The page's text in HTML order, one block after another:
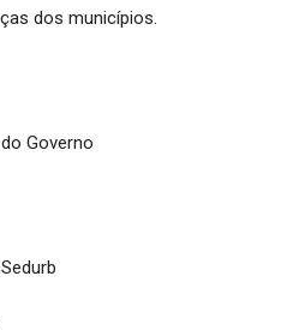
dos municípios.
Governo